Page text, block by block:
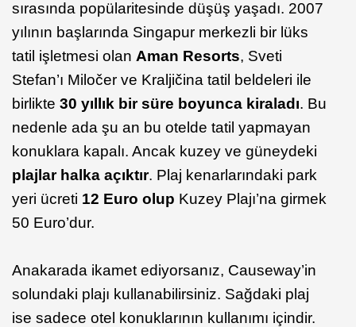
sırasında popülaritesinde düşüş yaşadı. 2007
yılının başlarında Singapur merkezli bir lüks
tatil işletmesi olan Aman Resorts, Sveti
Stefan’ı Miločer ve Kraljičina tatil beldeleri ile
birlikte 30 yıllık bir süre boyunca kiraladı. Bu
nedenle ada şu an bu otelde tatil yapmayan
konuklara kapalı. Ancak kuzey ve güneydeki
plajlar halka açıktır. Plaj kenarlarındaki park
yeri ücreti 12 Euro olup Kuzey Plajı’na girmek
50 Euro’dur.
Anakarada ikamet ediyorsanız, Causeway’in
solundaki plajı kullanabilirsiniz. Sağdaki plaj
ise sadece otel konuklarının kullanımı içindir.